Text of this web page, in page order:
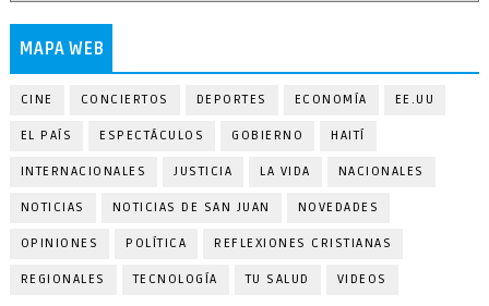
MAPA WEB
CINE CONCIERTOS DEPORTES ECONOMÍA EE.UU
EL PAÍS ESPECTÁCULOS GOBIERNO HAITÍ
INTERNACIONALES JUSTICIA LA VIDA NACIONALES
NOTICIAS NOTICIAS DE SAN JUAN NOVEDADES
OPINIONES POLÍTICA REFLEXIONES CRISTIANAS
REGIONALES TECNOLOGÍA TU SALUD VIDEOS